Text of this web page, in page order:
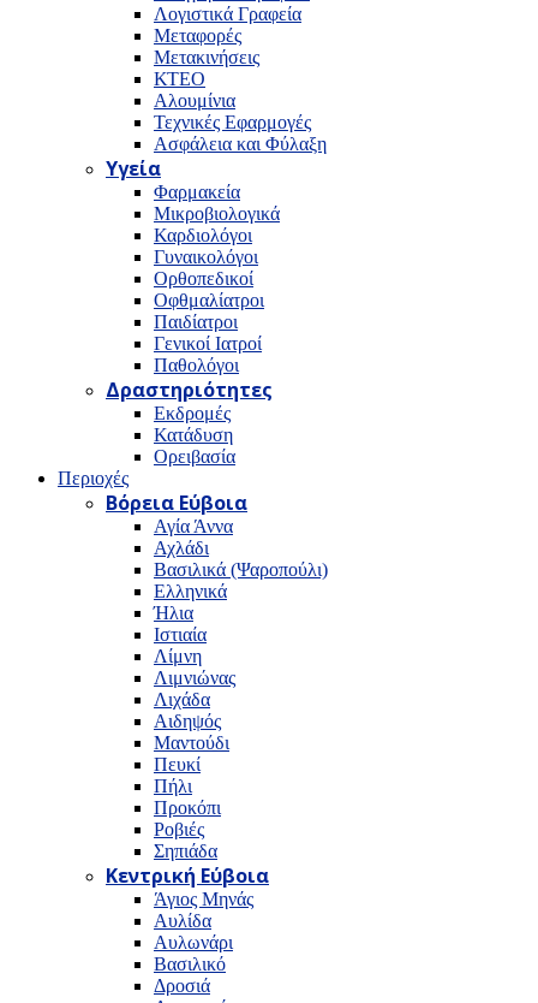
Λογιστικά Γραφεία
Μεταφορές
Μετακινήσεις
ΚΤΕΟ
Αλουμίνια
Τεχνικές Εφαρμογές
Ασφάλεια και Φύλαξη
Υγεία
Φαρμακεία
Μικροβιολογικά
Καρδιολόγοι
Γυναικολόγοι
Ορθοπεδικοί
Οφθμαλίατροι
Παιδίατροι
Γενικοί Ιατροί
Παθολόγοι
Δραστηριότητες
Εκδρομές
Κατάδυση
Ορειβασία
Περιοχές
Βόρεια Εύβοια
Αγία Άννα
Αχλάδι
Βασιλικά (Ψαροπούλι)
Ελληνικά
Ήλια
Ιστιαία
Λίμνη
Λιμνιώνας
Λιχάδα
Αιδηψός
Μαντούδι
Πευκί
Πήλι
Προκόπι
Ροβιές
Σηπιάδα
Κεντρική Εύβοια
Άγιος Μηνάς
Αυλίδα
Αυλωνάρι
Βασιλικό
Δροσιά